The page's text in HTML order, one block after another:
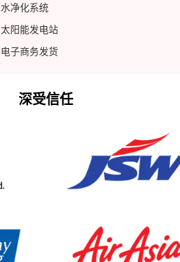
水净化系统
太阳能发电站
电子商务发货
深受信任